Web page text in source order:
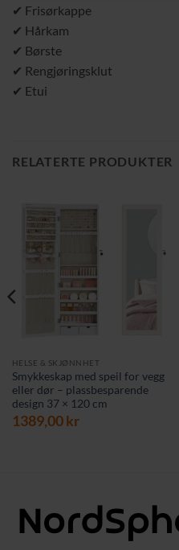
✔ Frisørkappe
✔ Hårkam
✔ Børste
✔ Rengjøringsklut
✔ Etui
RELATERTE PRODUKTER
HELSE & SKJØNNHET
Smykkeskap med speil for vegg
eller dør – plassbesparende
design 37 × 120 cm
1389,00kr